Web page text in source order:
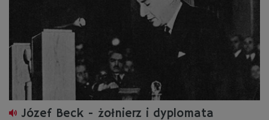
Józef Beck - żołnierz i dyplomata